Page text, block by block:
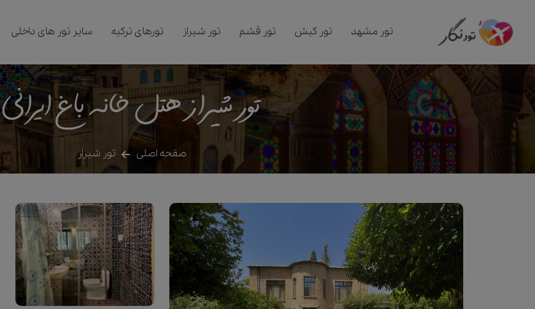
تور مشهد تور کیش تور قشم تور شیراز تورهای ترکیه سایر تور های داخلی
تور شیراز هتل خانه باغ ایرانی
صفحه اصلی تور شیراز